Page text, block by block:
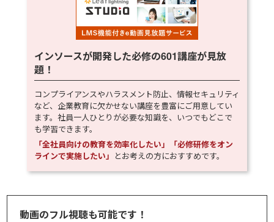
インソースが開発した必修の601講座が見放
題！
コンプライアンスやハラスメント防止、情報セキュリティ
など、企業教育に欠かせない講座を豊富にご用意してい
ます。社員一人ひとりが必要な知識を、いつでもどこで
も学習できます。
「全社員向けの教育を効率化したい」「必修研修をオン
ラインで実施したい」 とお考えの方におすすめです。
動画のフル視聴も可能です！